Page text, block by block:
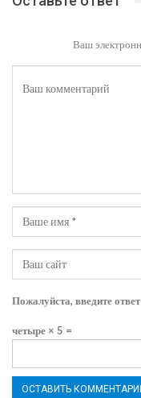
Ваш
Пожалуйста, введите
четыре × 5 =